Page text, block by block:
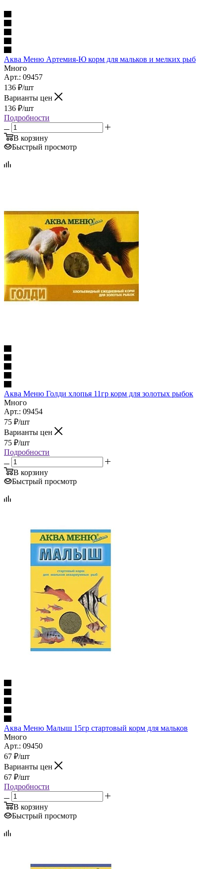
Аква Меню Артемия-Ю корм для мальков и мелких рыб
Много
Арт.: 09457
136 ₽/шт
Варианты цен
136 ₽/шт
Подробности
В корзину
Быстрый просмотр
Аква Меню Голди хлопья 11гр корм для золотых рыбок
Много
Арт.: 09454
75 ₽/шт
Варианты цен
75 ₽/шт
Подробности
В корзину
Быстрый просмотр
Аква Меню Малыш 15гр стартовый корм для мальков
Много
Арт.: 09450
67 ₽/шт
Варианты цен
67 ₽/шт
Подробности
В корзину
Быстрый просмотр